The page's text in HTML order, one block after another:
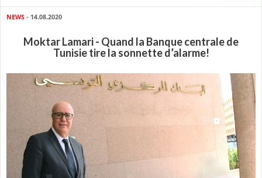
NEWS - 14.08.2020
Moktar Lamari - Quand la Banque centrale de
Tunisie tire la sonnette d’alarme!